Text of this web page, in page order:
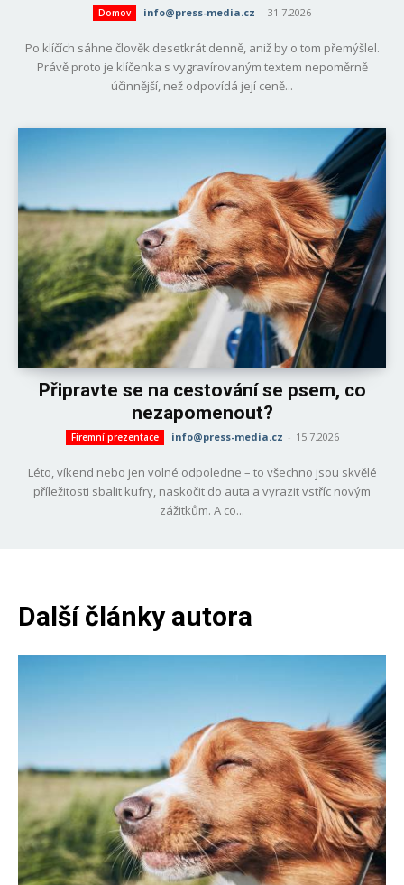
Domov info@press-media.cz - 31.7.2026
Po klíčích sáhne člověk desetkrát denně, aniž by o tom přemýšlel.
Právě proto je klíčenka s vygravírovaným textem nepoměrně
účinnější, než odpovídá její ceně...
Připravte se na cestování se psem, co
nezapomenout?
Firemní prezentace info@press-media.cz - 15.7.2026
Léto, víkend nebo jen volné odpoledne – to všechno jsou skvělé
příležitosti sbalit kufry, naskočit do auta a vyrazit vstříc novým
zážitkům. A co...
Další články autora